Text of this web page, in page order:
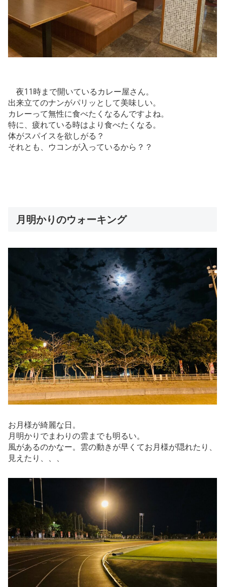
夜11時まで開いているカレー屋さん。
出来立てのナンがパリッとして美味しい。
カレーって無性に食べたくなるんですよね。
特に、疲れている時はより食べたくなる。
体がスパイスを欲しがる？
それとも、ウコンが入っているから？？
月明かりのウォーキング
お月様が綺麗な日。
月明かりでまわりの雲までも明るい。
風があるのかなー。雲の動きが早くてお月様が隠れたり、
見えたり、、、